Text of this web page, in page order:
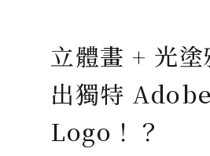
立體畫 + 光
出獨特
Logo！？